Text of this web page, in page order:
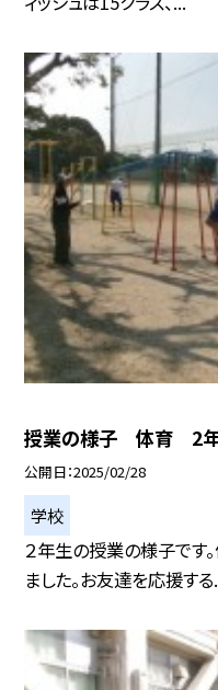
授業の様子 体育 2
公開日 2025/02/28
学校
２年生の授業の様子です
ました。お友達を応援する